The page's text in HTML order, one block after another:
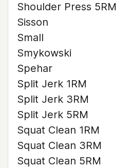
Shoulder Press 5RM
Sisson
Small
Smykowski
Spehar
Split Jerk 1RM
Split Jerk 3RM
Split Jerk 5RM
Squat Clean 1RM
Squat Clean 3RM
Squat Clean 5RM